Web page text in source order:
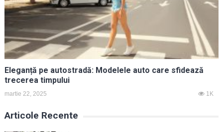
Eleganță pe autostradă: Modelele auto care sfidează
trecerea timpului
martie 22, 2025 1K
Articole Recente